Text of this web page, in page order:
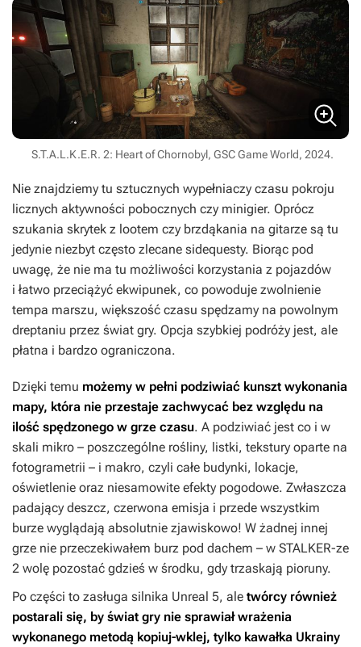
S.T.A.L.K.E.R. 2: Heart of Chornobyl, GSC Game World, 2024.
Nie znajdziemy tu sztucznych wypełniaczy czasu pokroju
licznych aktywności pobocznych czy minigier. Oprócz
szukania skrytek z lootem czy brzdąkania na gitarze są tu
jedynie niezbyt często zlecane sidequesty. Biorąc pod
uwagę, że nie ma tu możliwości korzystania z pojazdów
i łatwo przeciążyć ekwipunek, co powoduje zwolnienie
tempa marszu, większość czasu spędzamy na powolnym
dreptaniu przez świat gry. Opcja szybkiej podróży jest, ale
płatna i bardzo ograniczona.
Dzięki temu możemy w pełni podziwiać kunszt wykonania
mapy, która nie przestaje zachwycać bez względu na
ilość spędzonego w grze czasu. A podziwiać jest co i w
skali mikro – poszczególne rośliny, listki, tekstury oparte na
fotogrametrii – i makro, czyli całe budynki, lokacje,
oświetlenie oraz niesamowite efekty pogodowe. Zwłaszcza
padający deszcz, czerwona emisja i przede wszystkim
burze wyglądają absolutnie zjawiskowo! W żadnej innej
grze nie przeczekiwałem burz pod dachem – w STALKER-ze
2 wolę pozostać gdzieś w środku, gdy trzaskają pioruny.
Po części to zasługa silnika Unreal 5, ale twórcy również
postarali się, by świat gry nie sprawiał wrażenia
wykonanego metodą kopiuj-wklej, tylko kawałka Ukrainy